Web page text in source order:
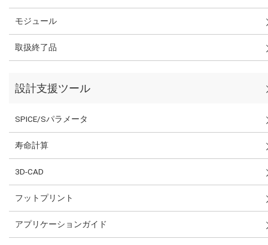
モジュール
取扱終了品
設計支援ツール
SPICE/Sパラメータ
寿命計算
3D-CAD
フットプリント
アプリケーションガイド